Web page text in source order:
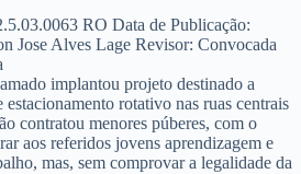
RO Data de Publicação:
Jose Alves Lage Revisor: Convocada
implantou projeto destinado a
rotativo nas ruas centrais
contratou menores púberes, com o
aos referidos jovens aprendizagem e
mas, sem comprovar a legalidade da